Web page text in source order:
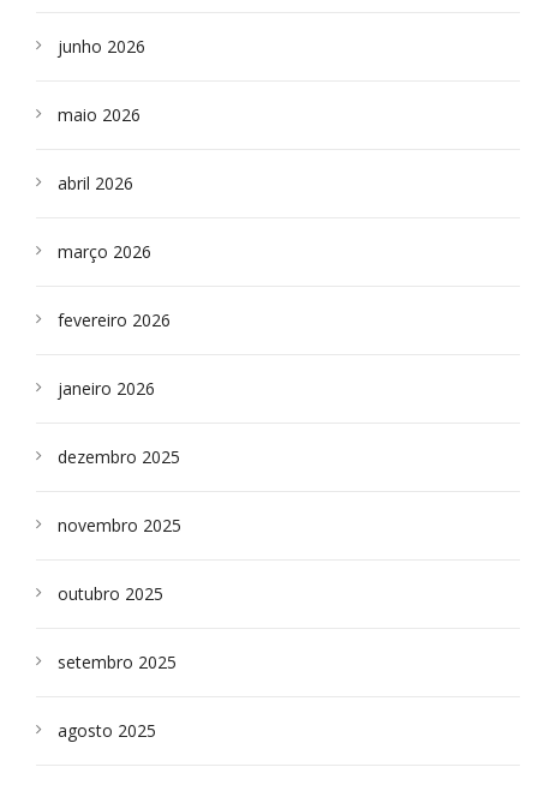
junho 2026
maio 2026
abril 2026
março 2026
fevereiro 2026
janeiro 2026
dezembro 2025
novembro 2025
outubro 2025
setembro 2025
agosto 2025